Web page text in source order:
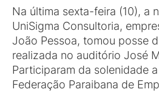
Na última sexta-feira (10), a
UniSigma Consultoria,
João Pessoa, tomou posse
realizada no auditório José
Participaram da solenidade
Federação Paraibana de